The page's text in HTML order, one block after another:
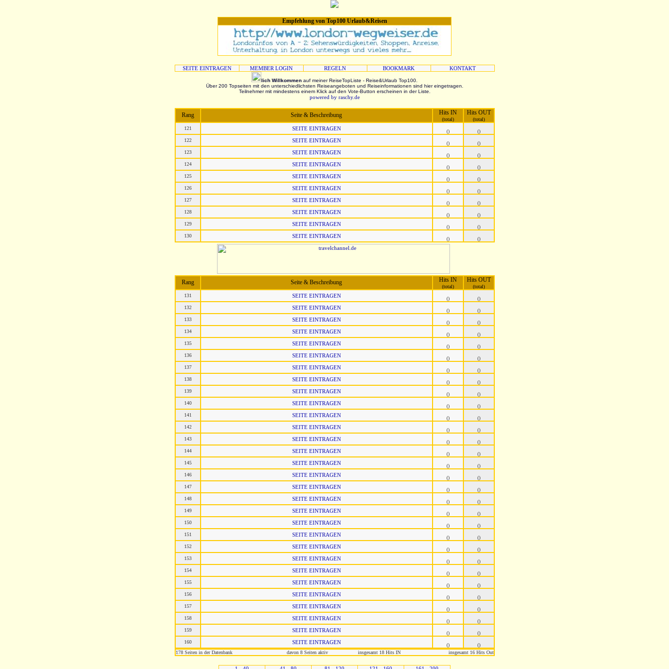
Empfehlung von Top100 Urlaub&Reisen
SEITE EINTRAGEN MEMBER LOGIN REGELN BOOKMARK KONTAKT
lich Willkommen auf meiner ReiseTopListe - Reise&Urlaub Top100.
Über 200 Topseiten mit den unterschiedlichsten Reiseangeboten und Reiseinformationen sind hier eingetragen.
Teilnehmer mit mindestens einem Klick auf den Vote-Button erscheinen in der Liste.
powered by raschy.de
Rang Seite & Beschreibung Hits IN
(total)
Hits OUT
(total)
121
SEITE EINTRAGEN ()
()
122
SEITE EINTRAGEN ()
()
123
SEITE EINTRAGEN ()
()
124
SEITE EINTRAGEN ()
()
125
SEITE EINTRAGEN ()
()
126
SEITE EINTRAGEN ()
()
127
SEITE EINTRAGEN ()
()
128
SEITE EINTRAGEN ()
()
129
SEITE EINTRAGEN ()
()
130
SEITE EINTRAGEN () ()
Rang Seite & Beschreibung Hits IN
(total)
Hits OUT
(total)
131
SEITE EINTRAGEN ()
()
132
SEITE EINTRAGEN ()
()
133
SEITE EINTRAGEN ()
()
134
SEITE EINTRAGEN ()
()
135
SEITE EINTRAGEN ()
()
136
SEITE EINTRAGEN ()
()
137
SEITE EINTRAGEN ()
()
138
SEITE EINTRAGEN ()
()
139
SEITE EINTRAGEN ()
()
140
SEITE EINTRAGEN ()
()
141
SEITE EINTRAGEN ()
()
142
SEITE EINTRAGEN ()
()
143
SEITE EINTRAGEN ()
()
144
SEITE EINTRAGEN ()
()
145
SEITE EINTRAGEN ()
()
146
SEITE EINTRAGEN ()
()
147
SEITE EINTRAGEN ()
()
148
SEITE EINTRAGEN ()
()
149
SEITE EINTRAGEN ()
()
150
SEITE EINTRAGEN ()
()
151
SEITE EINTRAGEN ()
()
152
SEITE EINTRAGEN ()
()
153
SEITE EINTRAGEN ()
()
154
SEITE EINTRAGEN ()
()
155
SEITE EINTRAGEN ()
()
156
SEITE EINTRAGEN ()
()
157
SEITE EINTRAGEN ()
()
158
SEITE EINTRAGEN ()
()
159
SEITE EINTRAGEN ()
()
160
SEITE EINTRAGEN ()
()
178 Seiten in der Datenbank
davon 8 Seiten aktiv insgesamt 18 Hits IN insgesamt 16 Hits Out